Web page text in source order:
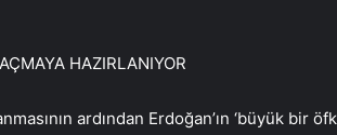
HAZIRLANIYOR
ardından Erdoğan’ın ‘büyük bir